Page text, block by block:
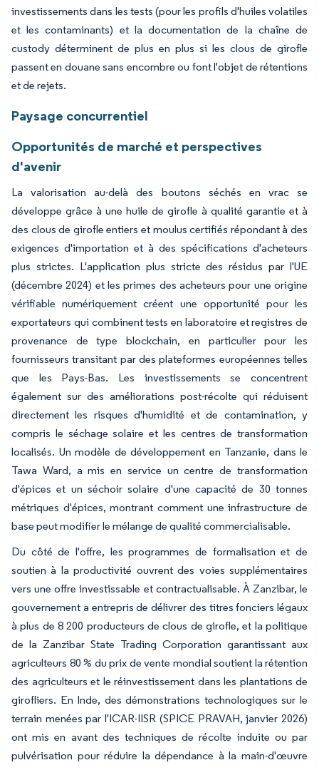
investissements dans les tests (pour les profils d'huiles volatiles
et les contaminants) et la documentation de la chaîne de
custody déterminent de plus en plus si les clous de girofle
passent en douane sans encombre ou font l'objet de rétentions
et de rejets.
Paysage concurrentiel
Opportunités de marché et perspectives
d'avenir
La valorisation au-delà des boutons séchés en vrac se
développe grâce à une huile de girofle à qualité garantie et à
des clous de girofle entiers et moulus certifiés répondant à des
exigences d'importation et à des spécifications d'acheteurs
plus strictes. L'application plus stricte des résidus par l'UE
(décembre 2024) et les primes des acheteurs pour une origine
vérifiable numériquement créent une opportunité pour les
exportateurs qui combinent tests en laboratoire et registres de
provenance de type blockchain, en particulier pour les
fournisseurs transitant par des plateformes européennes telles
que les Pays-Bas. Les investissements se concentrent
également sur des améliorations post-récolte qui réduisent
directement les risques d'humidité et de contamination, y
compris le séchage solaire et les centres de transformation
localisés. Un modèle de développement en Tanzanie, dans le
Tawa Ward, a mis en service un centre de transformation
d'épices et un séchoir solaire d'une capacité de 30 tonnes
métriques d'épices, montrant comment une infrastructure de
base peut modifier le mélange de qualité commercialisable.
Du côté de l'offre, les programmes de formalisation et de
soutien à la productivité ouvrent des voies supplémentaires
vers une offre investissable et contractualisable. À Zanzibar, le
gouvernement a entrepris de délivrer des titres fonciers légaux
à plus de 8 200 producteurs de clous de girofle, et la politique
de la Zanzibar State Trading Corporation garantissant aux
agriculteurs 80 % du prix de vente mondial soutient la rétention
des agriculteurs et le réinvestissement dans les plantations de
girofliers. En Inde, des démonstrations technologiques sur le
terrain menées par l'ICAR-IISR (SPICE PRAVAH, janvier 2026)
ont mis en avant des techniques de récolte induite ou par
pulvérisation pour réduire la dépendance à la main-d'œuvre